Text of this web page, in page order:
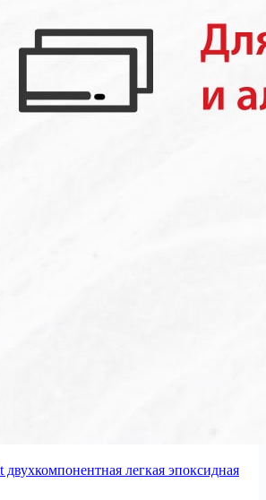
легкая эпоксидная